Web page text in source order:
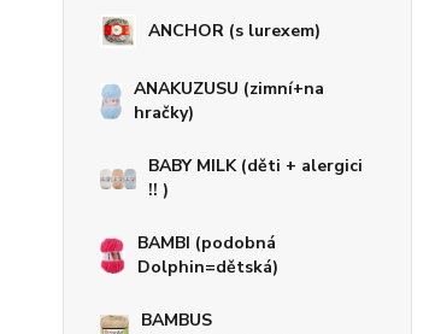
ANCHOR (s lurexem)
ANAKUZUSU (zimní+na
hračky)
BABY MILK (děti + alergici
!! )
BAMBI (podobná
Dolphin=dětská)
BAMBUS